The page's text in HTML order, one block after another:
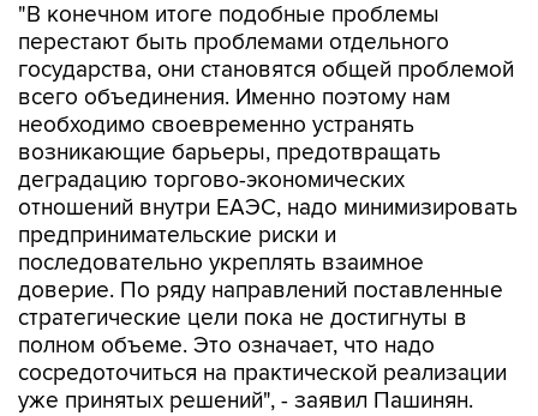
"В конечном итоге подобные проблемы
перестают быть проблемами отдельного
государства, они становятся общей проблемой
всего объединения. Именно поэтому нам
необходимо своевременно устранять
возникающие барьеры, предотвращать
деградацию торгово-экономических
отношений внутри ЕАЭС, надо минимизировать
предпринимательские риски и
последовательно укреплять взаимное
доверие. По ряду направлений поставленные
стратегические цели пока не достигнуты в
полном объеме. Это означает, что надо
сосредоточиться на практической реализации
уже принятых решений", - заявил Пашинян.